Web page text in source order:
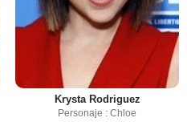
Krysta Rodriguez
Personaje : Chloe